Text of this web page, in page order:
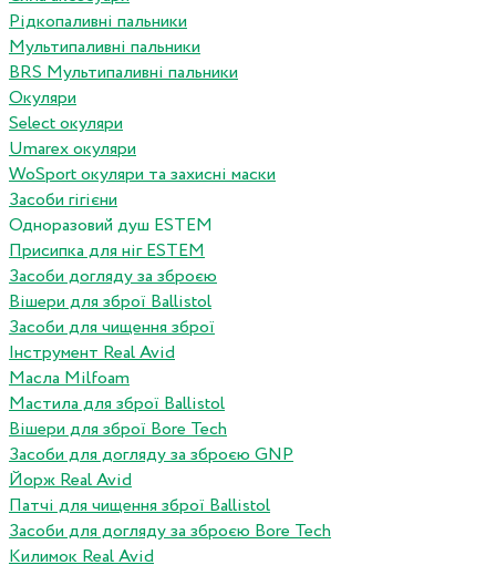
Рідкопаливні пальники
Мультипаливні пальники
BRS Мультипаливні пальники
Окуляри
Select окуляри
Umarex окуляри
WoSport окуляри та захисні маски
Засоби гігієни
Одноразовий душ ESTEM
Присипка для ніг ESTEM
Засоби догляду за зброєю
Вішери для зброї Ballistol
Засоби для чищення зброї
Інструмент Real Avid
Масла Milfoam
Мастила для зброї Ballistol
Вішери для зброї Bore Tech
Засоби для догляду за зброєю GNP
Йорж Real Avid
Патчі для чищення зброї Ballistol
Засоби для догляду за зброєю Bore Tech
Килимок Real Avid